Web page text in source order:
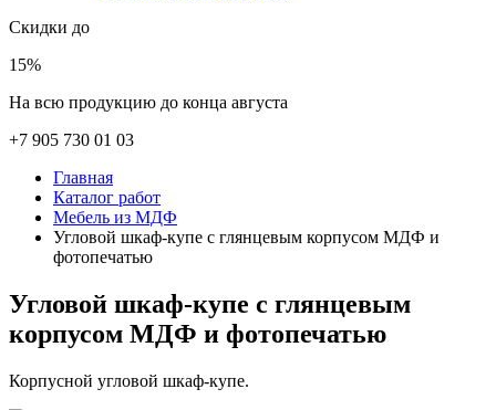
Скидки до
15%
На всю продукцию до конца августа
+7 905 730 01 03
Главная
Каталог работ
Мебель из МДФ
Угловой шкаф-купе с глянцевым корпусом МДФ и
фотопечатью
Угловой шкаф-купе с глянцевым
корпусом МДФ и фотопечатью
Корпусной угловой шкаф-купе.